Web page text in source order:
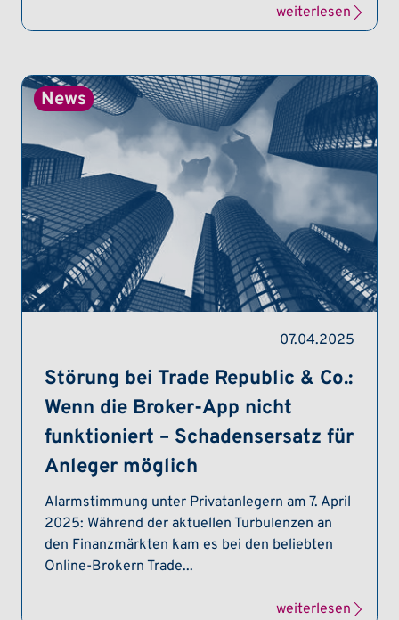
weiterlesen
07.04.2025
Störung bei Trade Republic & Co.:
Wenn die Broker-App nicht
funktioniert – Schadensersatz für
Anleger möglich
Alarmstimmung unter Privatanlegern am 7. April
2025: Während der aktuellen Turbulenzen an
den Finanzmärkten kam es bei den beliebten
Online-Brokern Trade...
weiterlesen